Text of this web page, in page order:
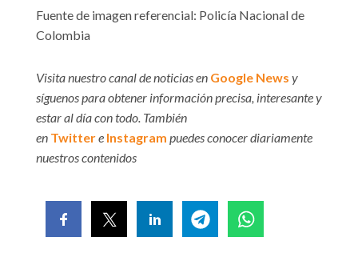
Fuente de imagen referencial: Policía Nacional de
Colombia
Visita nuestro canal de noticias en Google News y
síguenos para obtener información precisa, interesante y
estar al día con todo. También
en Twittere Instagram puedes conocer diariamente
nuestros contenidos